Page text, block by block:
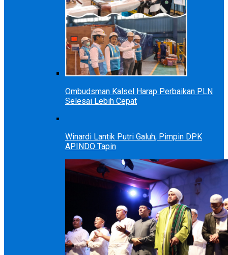
Ombudsman Kalsel Harap Perbaikan PLN
Selesai Lebih Cepat
Winardi Lantik Putri Galuh, Pimpin DPK
APINDO Tapin